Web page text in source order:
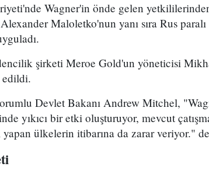
Wagner'in önde gelen
Maloletko'nun yanı sıra Rus
şirketi Meroe Gold'un yöneticisi
edildi.
Devlet Bakanı Andrew Mitchel,
yıkıcı bir etki oluşturuyor, mevcut
ülkelerin itibarına da zarar veriyor."